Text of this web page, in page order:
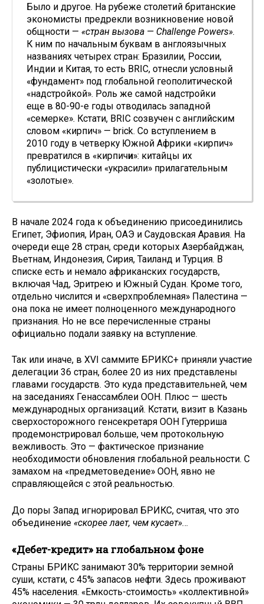
Было и другое. На рубеже столетий британские
экономисты предрекли возникновение новой
общности — «стран вызова — Challenge Powers».
К ним по начальным буквам в англоязычных
названиях четырех стран: Бразилии, России,
Индии и Китая, то есть BRIC, отнесли условный
«фундамент» под глобальной геополитической
«надстройкой». Роль же самой надстройки
еще в 80-90-е годы отводилась западной
«семерке». Кстати, BRIC созвучен с английским
словом «кирпич» — brick. Со вступлением в
2010 году в четверку Южной Африки «кирпич»
превратился в «кирпичи»: китайцы их
публицистически «украсили» прилагательным
«золотые».
В начале 2024 года к объединению присоединились
Египет, Эфиопия, Иран, ОАЭ и Саудовская Аравия. На
очереди еще 28 стран, среди которых Азербайджан,
Вьетнам, Индонезия, Сирия, Таиланд и Турция. В
списке есть и немало африканских государств,
включая Чад, Эритрею и Южный Судан. Кроме того,
отдельно числится и «сверхпроблемная» Палестина —
она пока не имеет полноценного международного
признания. Но не все перечисленные страны
официально подали заявку на вступление.
Так или иначе, в XVI саммите БРИКС+ приняли участие
делегации 36 стран, более 20 из них представлены
главами государств. Это куда представительней, чем
на заседаниях Генассамблеи ООН. Плюс — шесть
международных организаций. Кстати, визит в Казань
сверхосторожного генсекретаря ООН Гутерриша
продемонстрировал больше, чем протокольную
вежливость. Это — фактическое признание
необходимости обновления глобальной реальности. С
замахом на «предметоведение» ООН, явно не
справляющейся с этой реальностью.
До поры Запад игнорировал БРИКС, считая, что это
объединение «скорее лает, чем кусает»…
«Дебет-кредит» на глобальном фоне
Страны БРИКС занимают 30% территории земной
суши, кстати, с 45% запасов нефти. Здесь проживают
45% населения. «Емкость-стоимость» «коллективной»